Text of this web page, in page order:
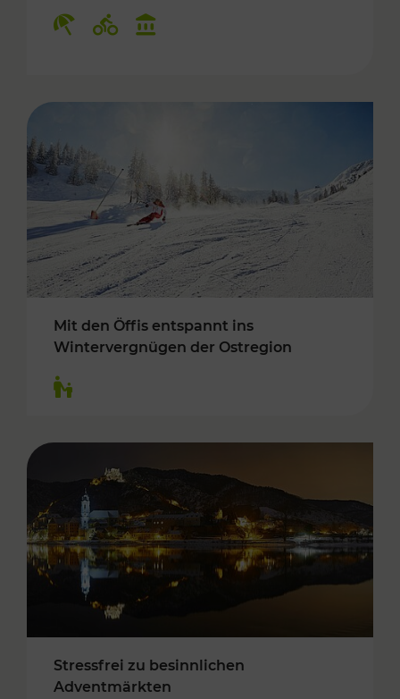
Mit den Öffis entspannt ins
Wintervergnügen der Ostregion
Stressfrei zu besinnlichen
Adventmärkten